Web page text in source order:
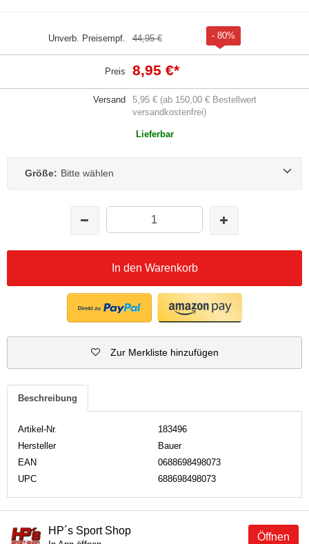
Unverb. Preisempf. 44,95 € - 80%
Preis 8,95 €*
Versand
5,95 € (ab 150,00 € Bestellwert
versandkostenfrei)
Lieferbar
Größe: Bitte wählen
In den Warenkorb
Zur Merkliste hinzufügen
Beschreibung
Artikel-Nr.
183496
Hersteller
Bauer
EAN
0688698498073
UPC
688698498073
Öffnen
HP´s Sport Shop